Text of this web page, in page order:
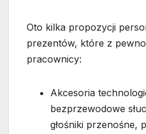
Oto kilka propozycji
prezentów, które z
pracownicy:
Akcesoria
bezprzewodowe
głośniki przenośne,